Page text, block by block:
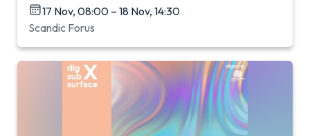
17 Nov, 08:00 – 18 Nov, 14:30
Scandic Forus